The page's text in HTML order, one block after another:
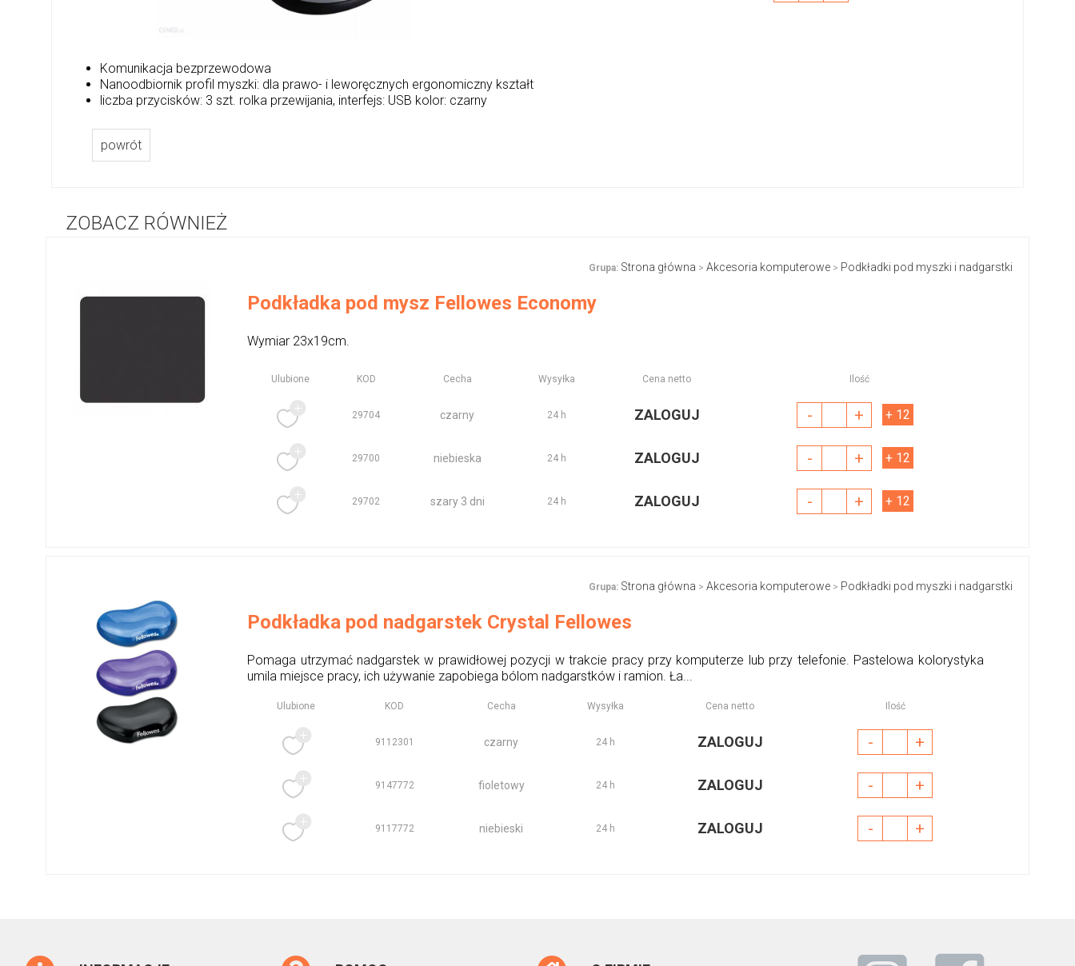
Komunikacja bezprzewodowa
Nanoodbiornik profil myszki: dla prawo- i leworęcznych ergonomiczny kształt
liczba przycisków: 3 szt. rolka przewijania, interfejs: USB kolor: czarny
powrót
ZOBACZ RÓWNIEŻ
Grupa: Strona główna > Akcesoria komputerowe > Podkładki pod myszki i nadgarstki
Podkładka pod mysz Fellowes Economy
Wymiar 23x19cm.
Ulubione KOD Cecha Wysyłka Cena netto Ilość
29704 czarny 24 h ZALOGUJ - + + 12
29700 niebieska 24 h ZALOGUJ - + + 12
29702 szary 3 dni 24 h ZALOGUJ - + + 12
Grupa: Strona główna > Akcesoria komputerowe > Podkładki pod myszki i nadgarstki
Podkładka pod nadgarstek Crystal Fellowes
Pomaga utrzymać nadgarstek w prawidłowej pozycji w trakcie pracy przy komputerze lub przy telefonie. Pastelowa kolorystyka
umila miejsce pracy, ich używanie zapobiega bólom nadgarstków i ramion. Ła...
Ulubione KOD Cecha Wysyłka Cena netto Ilość
9112301 czarny 24 h ZALOGUJ - +
9147772 fioletowy 24 h ZALOGUJ - +
9117772 niebieski 24 h ZALOGUJ - +